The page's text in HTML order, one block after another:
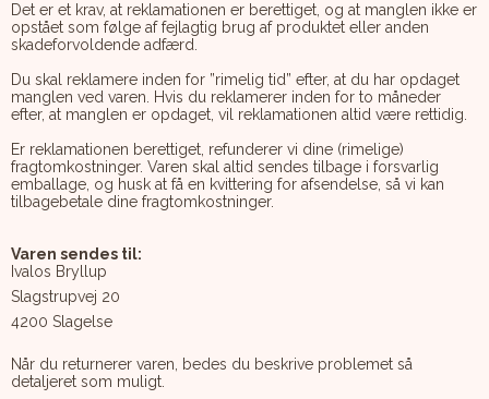
Det er et krav, at reklamationen er berettiget, og at manglen ikke er
opstået som følge af fejlagtig brug af produktet eller anden
skadeforvoldende adfærd.
Du skal reklamere inden for ”rimelig tid” efter, at du har opdaget
manglen ved varen. Hvis du reklamerer inden for to måneder
efter, at manglen er opdaget, vil reklamationen altid være rettidig.
Er reklamationen berettiget, refunderer vi dine (rimelige)
fragtomkostninger. Varen skal altid sendes tilbage i forsvarlig
emballage, og husk at få en kvittering for afsendelse, så vi kan
tilbagebetale dine fragtomkostninger.
Varen sendes til:
Ivalos Bryllup
Slagstrupvej 20
4200 Slagelse
Når du returnerer varen, bedes du beskrive problemet så
detaljeret som muligt.